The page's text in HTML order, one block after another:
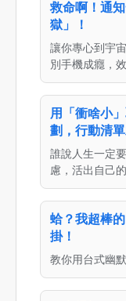
救命啊！通
獄」！
讓你專心到宇
別手機成癮，
用「衝啥小
劃，行動清
誰說人生一定
慮，活出自己
蛤？我超棒
掛！
教你用台式幽